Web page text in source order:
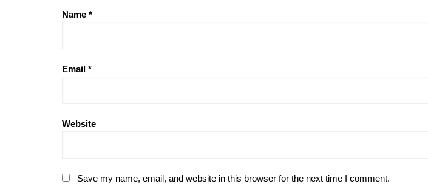
Name *
Email *
Website
Save my name, email, and website in this browser for the next time I comment.